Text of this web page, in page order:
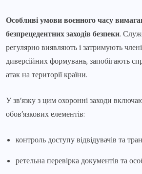
Особливі умови воєнного часу
безпрецедентних заходів безпеки.
регулярно виявляють і затримують
диверсійних формувань, запобігають
атак на території країни.
У зв’язку з цим охоронні заходи
обов’язкових елементів:
контроль доступу відвідувачів та
ретельна перевірка документів та